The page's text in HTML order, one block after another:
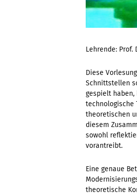
Lehrende: Prof.
Diese
Schnittstellen
gespielt
technologische
theoretischen
diesem
sowohl
vorantreibt.
Eine genaue
theoretische